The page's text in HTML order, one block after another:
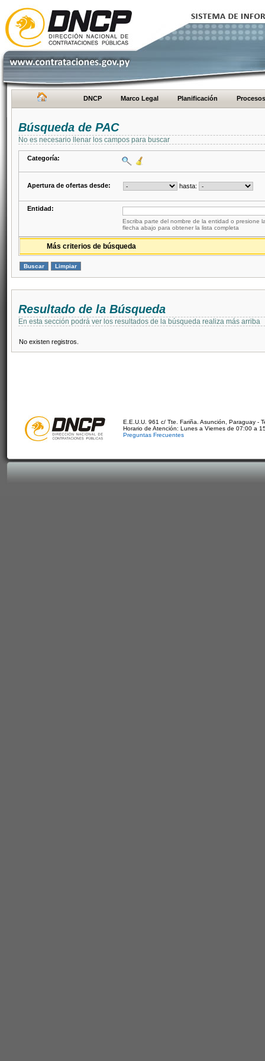
DNCP Marco Legal Planificación Procesos
Búsqueda de PAC
No es necesario llenar los campos para buscar
Categoría:
Apertura de ofertas desde: hasta:
Entidad:
Escriba parte del nombre de la entidad o presione
flecha abajo para obtener la lista completa
Más criterios de búsqueda
Resultado de la Búsqueda
En esta sección podrá ver los resultados de la búsqueda realiza más arriba
No existen registros.
E.E.U.U. 961 c/ Tte. Fariña. Asunción, Paraguay -
Horario de Atención: Lunes a Viernes de 07:00 a
Preguntas Frecuentes